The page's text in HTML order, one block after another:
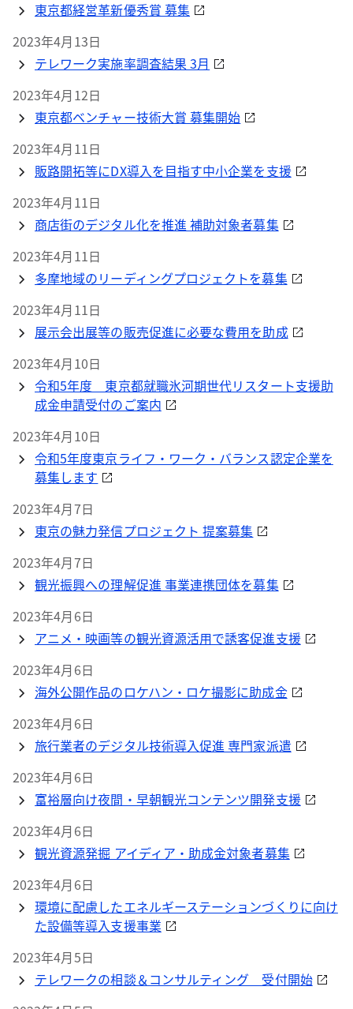
東京都経営革新優秀賞 募集
2023年4月13日
テレワーク実施率調査結果 3月
2023年4月12日
東京都ベンチャー技術大賞 募集開始
2023年4月11日
販路開拓等にDX導入を目指す中小企業を支援
2023年4月11日
商店街のデジタル化を推進 補助対象者募集
2023年4月11日
多摩地域のリーディングプロジェクトを募集
2023年4月11日
展示会出展等の販売促進に必要な費用を助成
2023年4月10日
令和5年度 東京都就職氷河期世代リスタート支援助
成金申請受付のご案内
2023年4月10日
令和5年度東京ライフ・ワーク・バランス認定企業を
募集します
2023年4月7日
東京の魅力発信プロジェクト 提案募集
2023年4月7日
観光振興への理解促進 事業連携団体を募集
2023年4月6日
アニメ・映画等の観光資源活用で誘客促進支援
2023年4月6日
海外公開作品のロケハン・ロケ撮影に助成金
2023年4月6日
旅行業者のデジタル技術導入促進 専門家派遣
2023年4月6日
富裕層向け夜間・早朝観光コンテンツ開発支援
2023年4月6日
観光資源発掘 アイディア・助成金対象者募集
2023年4月6日
環境に配慮したエネルギーステーションづくりに向け
た設備等導入支援事業
2023年4月5日
テレワークの相談＆コンサルティング 受付開始